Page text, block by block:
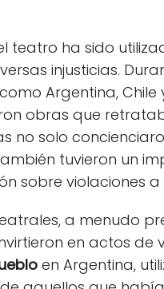
teatro ha sido
injusticias.
Argentina, Chile
obras que
no solo
tuvieron un
sobre violaciones a
a menudo
en actos de
en Argentina,